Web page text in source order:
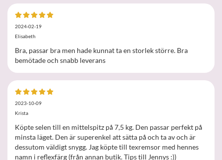
2024-02-19
Elisabeth
Bra, passar bra men hade kunnat ta en storlek större. Bra
bemötade och snabb leverans
2023-10-09
Krista
Köpte selen till en mittelspitz på 7,5 kg. Den passar perfekt på
minsta läget. Den är superenkel att sätta på och ta av och är
dessutom väldigt snygg. Jag köpte till texremsor med hennes
namn i reflexfärg (från annan butik. Tips till Jennys :))